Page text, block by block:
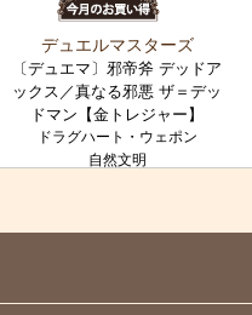
デュエルマスターズ
〔デュエマ〕邪帝斧 デッドア
ックス／真なる邪悪 ザ＝デッ
ドマン【金トレジャー】
ドラグハート・ウェポン
自然文明